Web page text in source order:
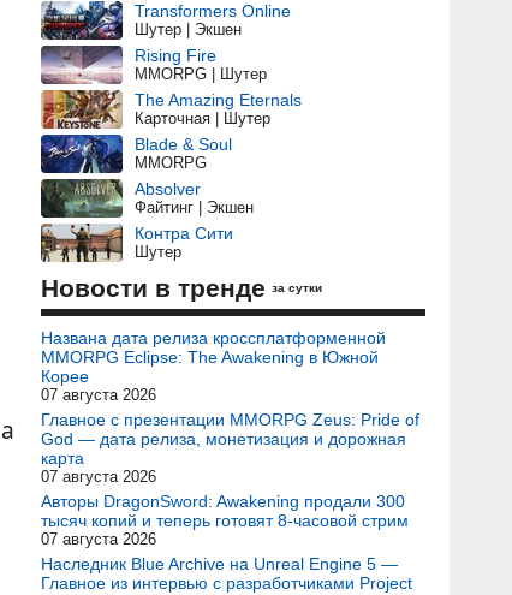
Transformers Online
Шутер | Экшен
Rising Fire
MMORPG | Шутер
The Amazing Eternals
Карточная | Шутер
Blade & Soul
MMORPG
Absolver
Файтинг | Экшен
Контра Сити
Шутер
Новости в тренде за сутки
Названа дата релиза кроссплатформенной
MMORPG Eclipse: The Awakening в Южной
Корее
07 августа 2026
Главное с презентации MMORPG Zeus: Pride of
God — дата релиза, монетизация и дорожная
карта
07 августа 2026
Авторы DragonSword: Awakening продали 300
тысяч копий и теперь готовят 8-часовой стрим
07 августа 2026
Наследник Blue Archive на Unreal Engine 5 —
Главное из интервью с разработчиками Project